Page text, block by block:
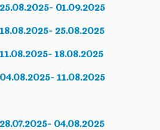
01.09.2025
25.08.2025
18.08.2025
11.08.2025
04.08.2025